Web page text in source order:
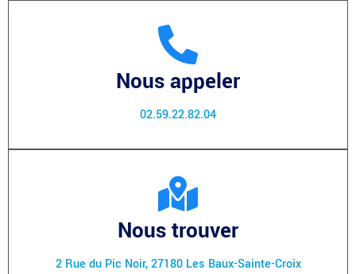
Nous appeler
02.59.22.82.04
Nous trouver
2 Rue du Pic Noir, 27180 Les Baux-Sainte-Croix